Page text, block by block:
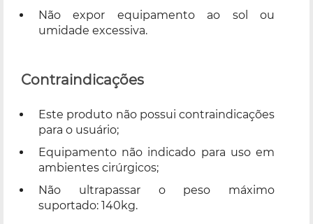
Não expor equipamento ao sol ou
umidade excessiva.
Contraindicações
Este produto não possui contraindicações
para o usuário;
Equipamento não indicado para uso em
ambientes cirúrgicos;
Não ultrapassar o peso máximo
suportado: 140kg.